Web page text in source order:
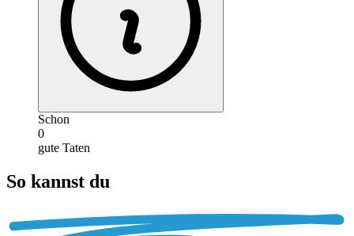
Schon
0
gute Taten
So kannst du